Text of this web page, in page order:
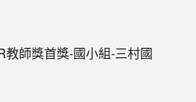
師獎首獎-國小組-三村國